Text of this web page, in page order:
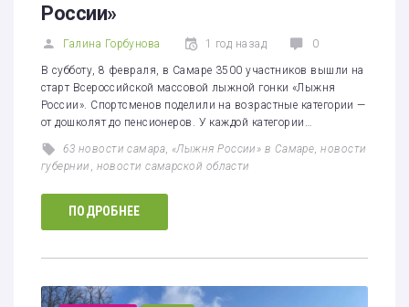
России»
Галина Горбунова 1 год назад 0
В субботу, 8 февраля, в Самаре 3500 участников вышли на
старт Всероссийской массовой лыжной гонки «Лыжня
России». Спортсменов поделили на возрастные категории —
от дошколят до пенсионеров. У каждой категории…
63 новости самара, «Лыжня России» в Самаре,новости
губернии , новости самарской области
ПОДРОБНЕЕ